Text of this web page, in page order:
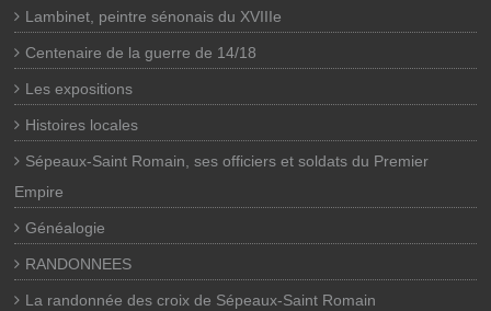
Lambinet, peintre sénonais du XVIIIe
Centenaire de la guerre de 14/18
Les expositions
Histoires locales
Sépeaux-Saint Romain, ses officiers et soldats du Premier
Empire
Généalogie
RANDONNEES
La randonnée des croix de Sépeaux-Saint Romain